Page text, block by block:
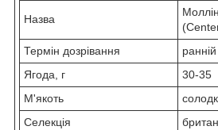
Назва
Термін дозрівання
ранній
Ягода, г
30-35
М'якоть
Селекція